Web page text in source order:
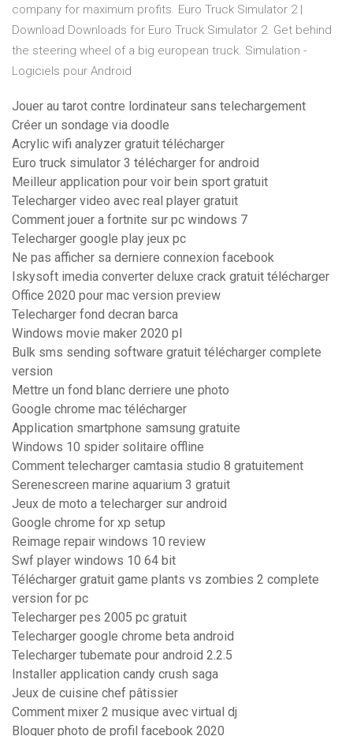
company for maximum profits. Euro Truck Simulator 2 |
Download Downloads for Euro Truck Simulator 2. Get behind
the steering wheel of a big european truck. Simulation -
Logiciels pour Android
Jouer au tarot contre lordinateur sans telechargement
Créer un sondage via doodle
Acrylic wifi analyzer gratuit télécharger
Euro truck simulator 3 télécharger for android
Meilleur application pour voir bein sport gratuit
Telecharger video avec real player gratuit
Comment jouer a fortnite sur pc windows 7
Telecharger google play jeux pc
Ne pas afficher sa derniere connexion facebook
Iskysoft imedia converter deluxe crack gratuit télécharger
Office 2020 pour mac version preview
Telecharger fond decran barca
Windows movie maker 2020 pl
Bulk sms sending software gratuit télécharger complete
version
Mettre un fond blanc derriere une photo
Google chrome mac télécharger
Application smartphone samsung gratuite
Windows 10 spider solitaire offline
Comment telecharger camtasia studio 8 gratuitement
Serenescreen marine aquarium 3 gratuit
Jeux de moto a telecharger sur android
Google chrome for xp setup
Reimage repair windows 10 review
Swf player windows 10 64 bit
Télécharger gratuit game plants vs zombies 2 complete
version for pc
Telecharger pes 2005 pc gratuit
Telecharger google chrome beta android
Telecharger tubemate pour android 2.2.5
Installer application candy crush saga
Jeux de cuisine chef pâtissier
Comment mixer 2 musique avec virtual dj
Bloquer photo de profil facebook 2020